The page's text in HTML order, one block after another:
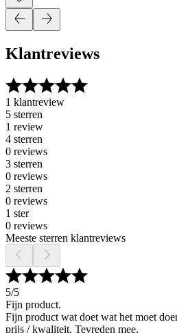
Klantreviews
1 klantreview
5 sterren
1 review
4 sterren
0 reviews
3 sterren
0 reviews
2 sterren
0 reviews
1 ster
0 reviews
Meeste sterren klantreviews
5/5
Fijn product.
Fijn product wat doet wat het moet
prijs / kwaliteit. Tevreden mee.